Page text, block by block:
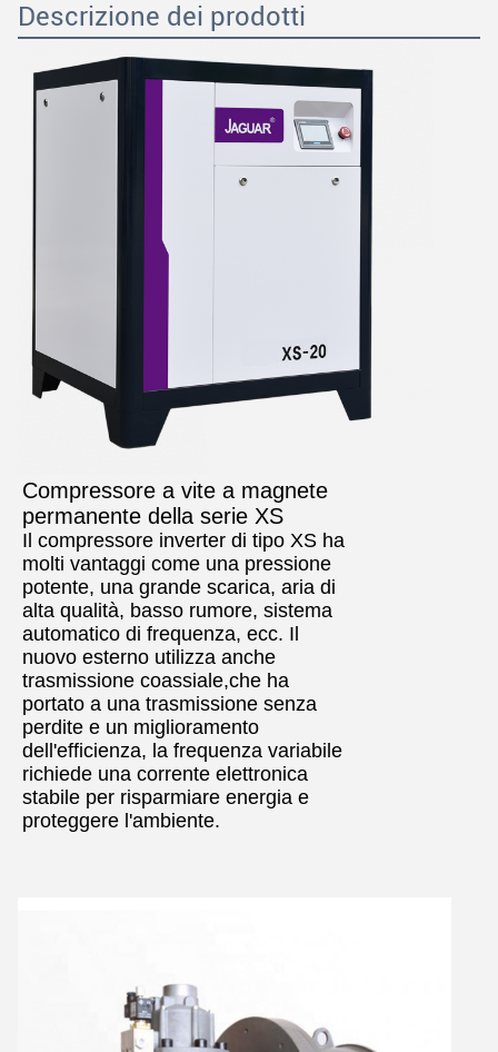
Descrizione dei prodotti
Compressore a vite a magnete
permanente della serie XS
Il compressore inverter di tipo XS ha
molti vantaggi come una pressione
potente, una grande scarica, aria di
alta qualità, basso rumore, sistema
automatico di frequenza, ecc. Il
nuovo esterno utilizza anche
trasmissione coassiale,che ha
portato a una trasmissione senza
perdite e un miglioramento
dell'efficienza, la frequenza variabile
richiede una corrente elettronica
stabile per risparmiare energia e
proteggere l'ambiente.